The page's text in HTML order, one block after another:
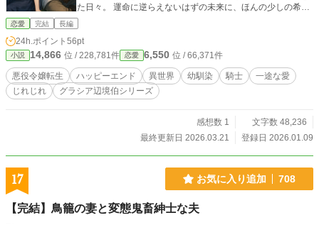
た日々。 運命に逆らえないはずの未来に、ほんの少しの希望
が灯る。 切なく、温かく、甘やかに紡がれる悪役令嬢物語。
である悪役令嬢に転生したけれど、なぜか攻略対象の甥に激
重に愛されてます にて、親世代の恋愛模様を描いてます。
恋愛 完結 長編
24h.ポイント 56pt
小説 14,866 位 / 228,781件 恋愛 6,550 位 / 66,371件
悪役令嬢転生 ハッピーエンド 異世界 幼馴染 騎士
一途な愛
じれじれ
グラシア辺境伯シリーズ
感想数 1
文字数 48,236
最終更新日 2026.03.21
登録日 2026.01.09
17 お気に入り追加 708
【完結】鳥籠の妻と変態鬼畜紳士な夫